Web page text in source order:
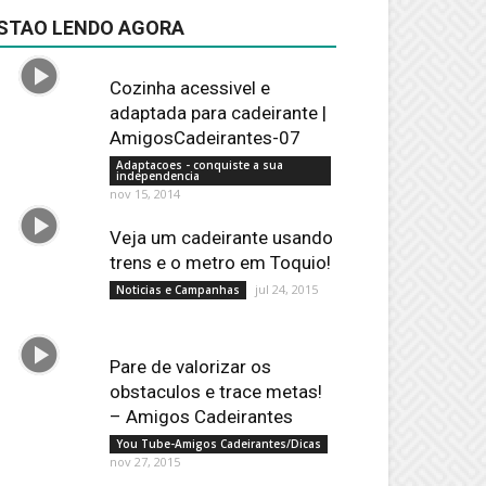
LENDO AGORA
Cozinha acessivel e
adaptada para cadeirante |
AmigosCadeirantes-07
Adaptacoes - conquiste a sua
independencia
nov 15, 2014
Veja um cadeirante usando
trens e o metro em Toquio!
Noticias e Campanhas jul 24, 2015
Pare de valorizar os
obstaculos e trace metas!
– Amigos Cadeirantes
You Tube-Amigos Cadeirantes/Dicas
nov 27, 2015